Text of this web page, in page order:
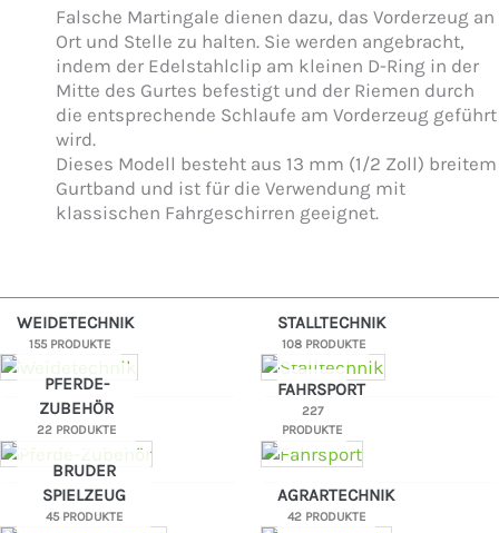
Falsche Martingale dienen dazu, das Vorderzeug an
Ort und Stelle zu halten. Sie werden angebracht,
indem der Edelstahlclip am kleinen D-Ring in der
Mitte des Gurtes befestigt und der Riemen durch
die entsprechende Schlaufe am Vorderzeug geführt
wird.
Dieses Modell besteht aus 13 mm (1/2 Zoll) breitem
Gurtband und ist für die Verwendung mit
klassischen Fahrgeschirren geeignet.
WEIDETECHNIK
155 PRODUKTE
STALLTECHNIK
108 PRODUKTE
PFERDE-
ZUBEHÖR
22 PRODUKTE
FAHRSPORT
227
PRODUKTE
BRUDER
SPIELZEUG
45 PRODUKTE
AGRARTECHNIK
42 PRODUKTE